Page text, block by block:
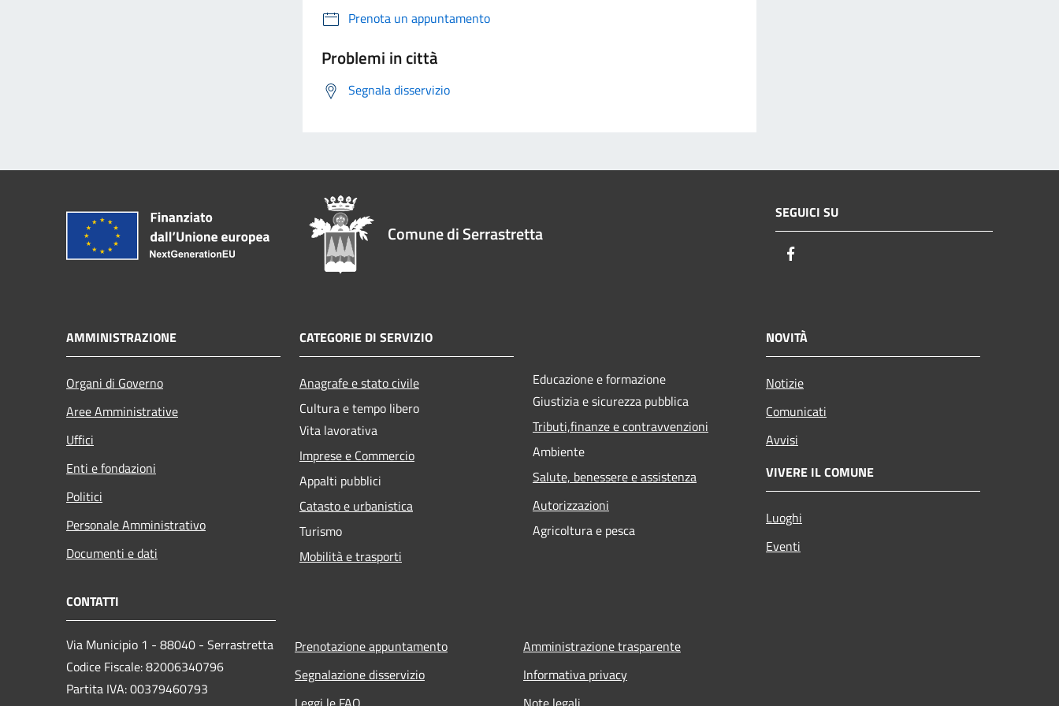
Prenota un appuntamento
Problemi in città
Segnala disservizio
Comune di Serrastretta
SEGUICI SU
AMMINISTRAZIONE
Organi di Governo
Aree Amministrative
Uffici
Enti e fondazioni
Politici
Personale Amministrativo
Documenti e dati
CATEGORIE DI SERVIZIO
Anagrafe e stato civile
Cultura e tempo libero
Vita lavorativa
Imprese e Commercio
Appalti pubblici
Catasto e urbanistica
Turismo
Mobilità e trasporti
Educazione e formazione
Giustizia e sicurezza pubblica
Tributi,finanze e contravvenzioni
Ambiente
Salute, benessere e assistenza
Autorizzazioni
Agricoltura e pesca
NOVITÀ
Notizie
Comunicati
Avvisi
VIVERE IL COMUNE
Luoghi
Eventi
CONTATTI
Via Municipio 1 - 88040 - Serrastretta
Codice Fiscale: 82006340796
Partita IVA: 00379460793
Prenotazione appuntamento
Segnalazione disservizio
Amministrazione trasparente
Informativa privacy